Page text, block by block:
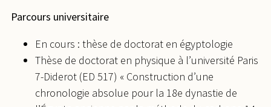
Parcours universitaire
En cours : thèse de doctorat en égyptologie
Thèse de doctorat en physique à l’université Paris
7-Diderot (ED 517) « Construction d’une
chronologie absolue pour la 18e dynastie de